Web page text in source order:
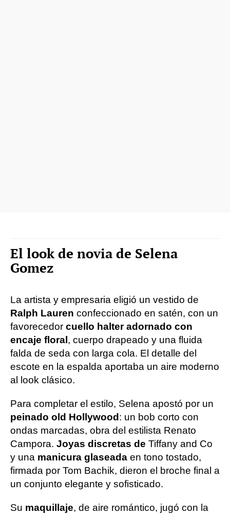
El look de novia de Selena
Gomez
La artista y empresaria eligió un vestido de
Ralph Lauren confeccionado en satén, con un
favorecedor cuello halter adornado con
encaje floral , cuerpo drapeado y una fluida
falda de seda con larga cola. El detalle del
escote en la espalda aportaba un aire moderno
al look clásico.
Para completar el estilo, Selena apostó por un
peinado old Hollywood : un bob corto con
ondas marcadas, obra del estilista Renato
Campora. Joyas discretas de Tiffany and Co
y una manicura glaseada en tono tostado,
firmada por Tom Bachik, dieron el broche final a
un conjunto elegante y sofisticado.
Su maquillaje, de aire romántico, jugó con la